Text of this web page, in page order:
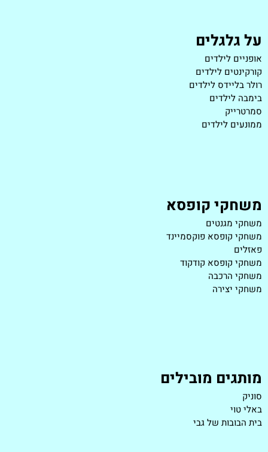
על גלגלים
אופניים לילדים
קורקינטים לילדים
רולר בליידס לילדים
בימבה לילדים
סמרטרייק
ממונעים לילדים
משחקי קופסא
משחקי מגנטים
משחקי קופסא פוקסמיינד
פאזלים
משחקי קופסא קודקוד
משחקי הרכבה
משחקי יצירה
מותגים מובילים
סוניק
באלי טוי
בית הבובות של גבי